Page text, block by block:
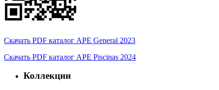
Скачать PDF каталог APE General 2023
Скачать PDF каталог APE Piscinas 2024
Коллекции